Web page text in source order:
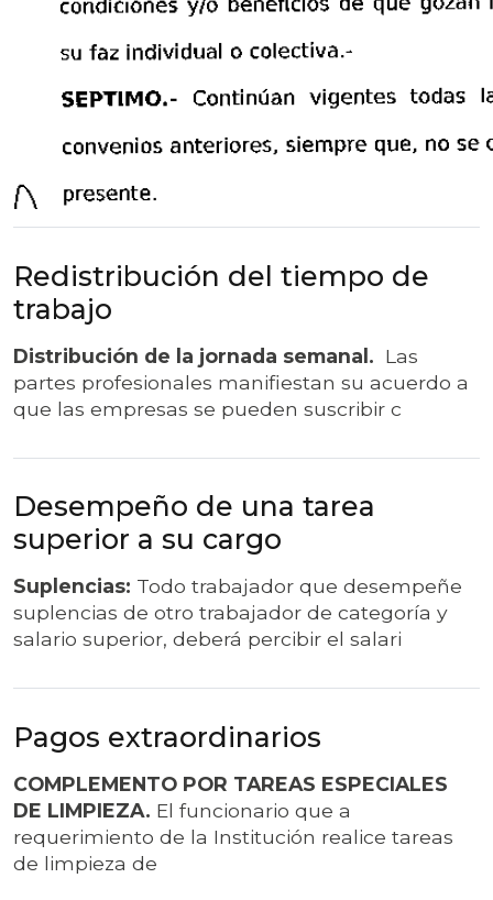
Redistribución del tiempo de
trabajo
Distribución de la jornada semanal. Las
partes profesionales manifiestan su acuerdo a
que las empresas se pueden suscribir c
Desempeño de una tarea
superior a su cargo
Suplencias: Todo trabajador que desempeñe
suplencias de otro trabajador de categoría y
salario superior, deberá percibir el salari
Pagos extraordinarios
СOMPLEMENTO POR TAREAS ESPECIALES
DE LIMPIEZA. El funcionario que a
requerimiento de la Institución realice tareas
de limpieza de